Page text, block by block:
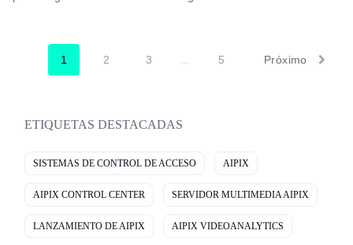
1 2 3 … 5 Próximo
ETIQUETAS DESTACADAS
SISTEMAS DE CONTROL DE ACCESO AIPIX
AIPIX CONTROL CENTER SERVIDOR MULTIMEDIA AIPIX
LANZAMIENTO DE AIPIX AIPIX VIDEOANALYTICS